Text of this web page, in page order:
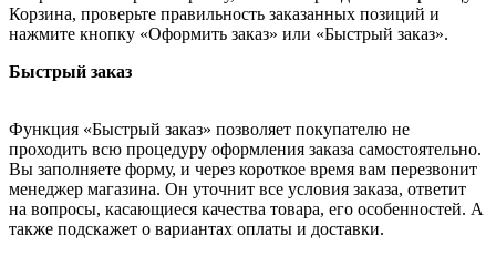
Корзина, проверьте правильность заказанных позиций и
нажмите кнопку «Оформить заказ» или «Быстрый заказ».
Быстрый заказ
Функция «Быстрый заказ» позволяет покупателю не
проходить всю процедуру оформления заказа самостоятельно.
Вы заполняете форму, и через короткое время вам перезвонит
менеджер магазина. Он уточнит все условия заказа, ответит
на вопросы, касающиеся качества товара, его особенностей. А
также подскажет о вариантах оплаты и доставки.